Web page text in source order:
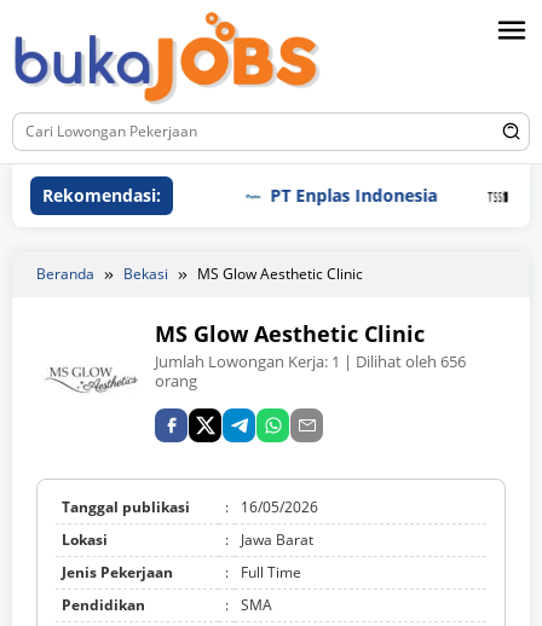
ke
konten
Rekomendasi: PT Enplas Indonesia PT Tri
Beranda Bekasi MS Glow Aesthetic Clinic
MS Glow Aesthetic Clinic
Jumlah Lowongan Kerja: 1 | Dilihat oleh 656
orang
Tanggal publikasi :
16/05/2026
Lokasi
:
Jawa Barat
Jenis Pekerjaan
:
Full Time
Pendidikan
: SMA